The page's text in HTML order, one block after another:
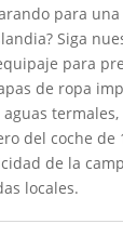
para
Siga
para
de ropa
termales,
del coche de
de la
locales.